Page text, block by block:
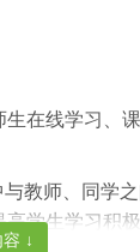
在线学习、
教师、同学
学生学习积极
↓